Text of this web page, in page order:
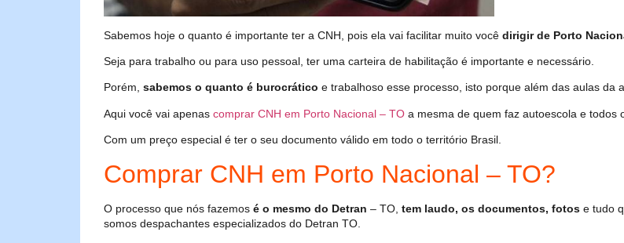
Sabemos hoje o quanto é importante ter a CNH, pois ela vai facilitar muito você dirigir de Porto
Seja para trabalho ou para uso pessoal, ter uma carteira de habilitação é importante e necessário.
Porém, sabemos o quanto é burocrático e trabalhoso esse processo, isto porque além das aulas da
Aqui você vai apenas comprar CNH em Porto Nacional – TO a mesma de quem faz autoescola e todos
Com um preço especial é ter o seu documento válido em todo o território Brasil.
Comprar CNH em Porto Nacional – TO?
O processo que nós fazemos é o mesmo do Detran – TO, tem laudo, os documentos, fotos e tudo
somos despachantes especializados do Detran TO.